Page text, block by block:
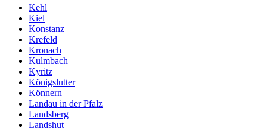
Kehl
Kiel
Konstanz
Krefeld
Kronach
Kulmbach
Kyritz
Königslutter
Könnern
Landau in der Pfalz
Landsberg
Landshut